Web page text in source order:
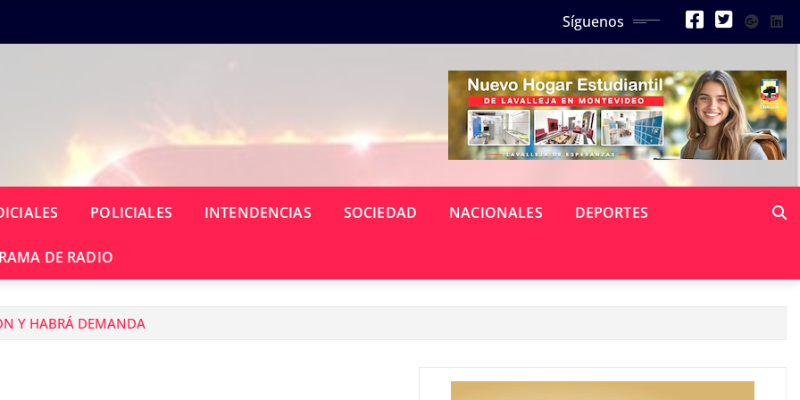
Síguenos
POLICIALES INTENDENCIAS SOCIEDAD NACIONALES DEPORTES
DE RADIO
Y HABRÁ DEMANDA